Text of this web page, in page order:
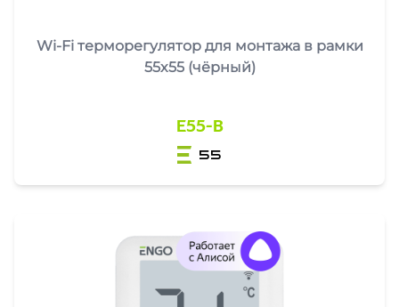
Wi-Fi терморегулятор для монтажа в рамки
55x55 (чёрный)
E55-B
55